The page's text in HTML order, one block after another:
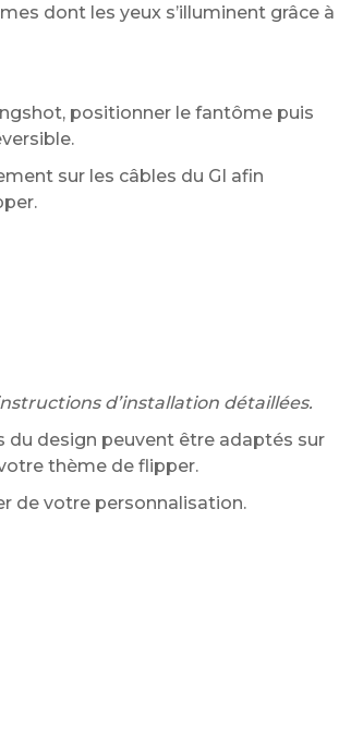
dont les yeux s’illuminent grâce à
positionner le fantôme puis
sur les câbles du GI afin
d’installation détaillées.
design peuvent être adaptés sur
thème de flipper.
de votre personnalisation.